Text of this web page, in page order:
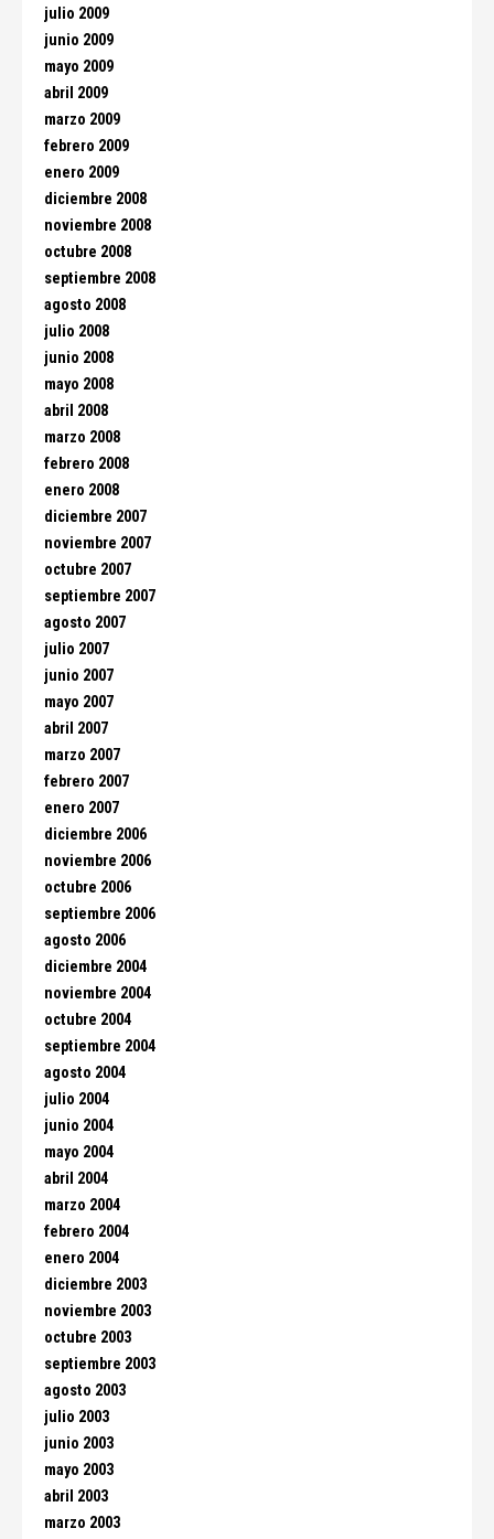
julio 2009
junio 2009
mayo 2009
abril 2009
marzo 2009
febrero 2009
enero 2009
diciembre 2008
noviembre 2008
octubre 2008
septiembre 2008
agosto 2008
julio 2008
junio 2008
mayo 2008
abril 2008
marzo 2008
febrero 2008
enero 2008
diciembre 2007
noviembre 2007
octubre 2007
septiembre 2007
agosto 2007
julio 2007
junio 2007
mayo 2007
abril 2007
marzo 2007
febrero 2007
enero 2007
diciembre 2006
noviembre 2006
octubre 2006
septiembre 2006
agosto 2006
diciembre 2004
noviembre 2004
octubre 2004
septiembre 2004
agosto 2004
julio 2004
junio 2004
mayo 2004
abril 2004
marzo 2004
febrero 2004
enero 2004
diciembre 2003
noviembre 2003
octubre 2003
septiembre 2003
agosto 2003
julio 2003
junio 2003
mayo 2003
abril 2003
marzo 2003